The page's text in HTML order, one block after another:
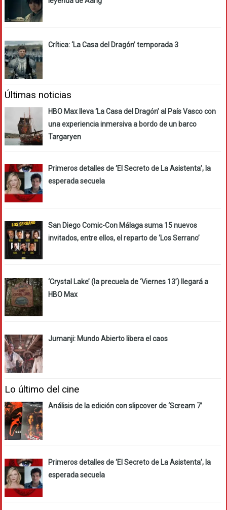
Crítica: ‘La Casa del Dragón’ temporada 3
Últimas noticias
HBO Max lleva ‘La Casa del Dragón’ al País Vasco con
una experiencia inmersiva a bordo de un barco
Targaryen
Primeros detalles de ‘El Secreto de La Asistenta’, la
esperada secuela
San Diego Comic-Con Málaga suma 15 nuevos
invitados, entre ellos, el reparto de ‘Los Serrano’
‘Crystal Lake’ (la precuela de ‘Viernes 13’) llegará a
HBO Max
Jumanji: Mundo Abierto libera el caos
Lo último del cine
Análisis de la edición con slipcover de ‘Scream 7’
Primeros detalles de ‘El Secreto de La Asistenta’, la
esperada secuela